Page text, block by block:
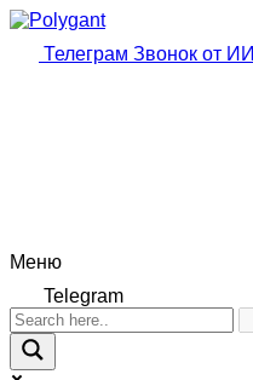
Телеграм Звонок от ИИ
Меню
Telegram